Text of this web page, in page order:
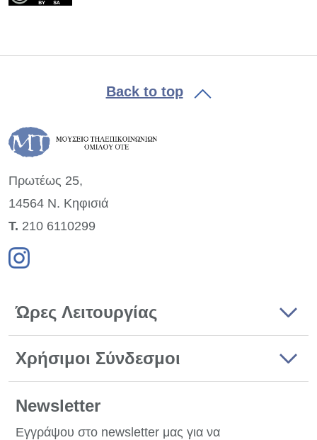
Back to top
Πρωτέως 25,
14564 Ν. Κηφισιά
Τ. 210 6110299
Ώρες Λειτουργίας
Χρήσιμοι Σύνδεσμοι
Newsletter
Εγγράψου στο newsletter μας για να